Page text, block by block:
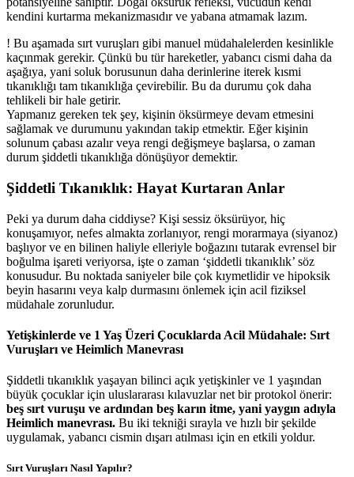
kendini kurtarma mekanizmasıdır ve yabana atmamak lazım.
! Bu aşamada sırt vuruşları gibi manuel müdahalelerden kesinlikle
kaçınmak gerekir. Çünkü bu tür hareketler, yabancı cismi daha da
aşağıya, yani soluk borusunun daha derinlerine iterek kısmi
tıkanıklığı tam tıkanıklığa çevirebilir. Bu da durumu çok daha
tehlikeli bir hale getirir.
Yapmanız gereken tek şey, kişinin öksürmeye devam etmesini
sağlamak ve durumunu yakından takip etmektir. Eğer kişinin
solunum çabası azalır veya rengi değişmeye başlarsa, o zaman
durum şiddetli tıkanıklığa dönüşüyor demektir.
Şiddetli Tıkanıklık: Hayat Kurtaran Anlar
Peki ya durum daha ciddiyse? Kişi sessiz öksürüyor, hiç
konuşamıyor, nefes almakta zorlanıyor, rengi morarmaya (siyanoz)
başlıyor ve en bilinen haliyle elleriyle boğazını tutarak evrensel bir
boğulma işareti veriyorsa, işte o zaman ‘şiddetli tıkanıklık’ söz
konusudur. Bu noktada saniyeler bile çok kıymetlidir ve hipoksik
beyin hasarını veya kalp durmasını önlemek için acil fiziksel
müdahale zorunludur.
Yetişkinlerde ve 1 Yaş Üzeri Çocuklarda Acil Müdahale: Sırt
Vuruşları ve Heimlich Manevrası
Şiddetli tıkanıklık yaşayan bilinci açık yetişkinler ve 1 yaşından
büyük çocuklar için uluslararası kılavuzlar net bir protokol önerir:
beş sırt vuruşu ve ardından beş karın itme, yani yaygın adıyla
Heimlich manevrası. Bu iki tekniği sırayla ve hızlı bir şekilde
uygulamak, yabancı cismin dışarı atılması için en etkili yoldur.
Sırt Vuruşları Nasıl Yapılır?